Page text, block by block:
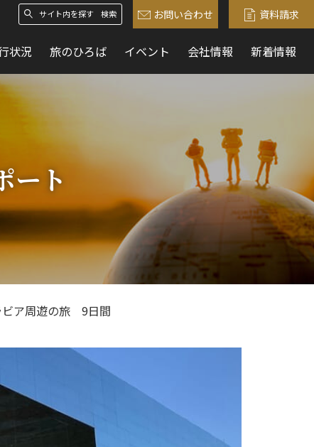
検索 お問い合わせ 資料請求
状況 旅のひろば イベント 会社情報 新着情報
ート
ビア周遊の旅 9日間